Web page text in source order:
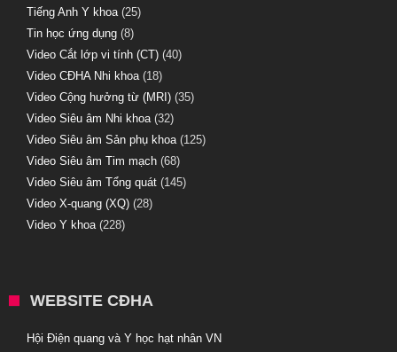
Tiếng Anh Y khoa(25)
Tin học ứng dụng (8)
Video Cắt lớp vi tính (CT) (40)
Video CĐHA Nhi khoa(18)
Video Cộng hưởng từ (MRI) (35)
Video Siêu âm Nhi khoa(32)
Video Siêu âm Sản phụ khoa(125)
Video Siêu âm Tim mạch (68)
Video Siêu âm Tổng quát (145)
Video X-quang (XQ) (28)
Video Y khoa(228)
WEBSITE CĐHA
Hội Điện quang và Y học hạt nhân VN